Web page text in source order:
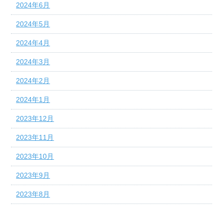
2024年6月
2024年5月
2024年4月
2024年3月
2024年2月
2024年1月
2023年12月
2023年11月
2023年10月
2023年9月
2023年8月